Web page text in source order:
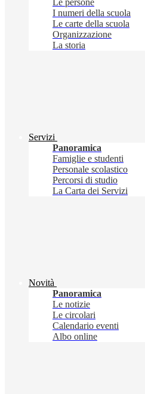
Le persone
I numeri della scuola
Le carte della scuola
Organizzazione
La storia
Servizi
Panoramica
Famiglie e studenti
Personale scolastico
Percorsi di studio
La Carta dei Servizi
Novità
Panoramica
Le notizie
Le circolari
Calendario eventi
Albo online